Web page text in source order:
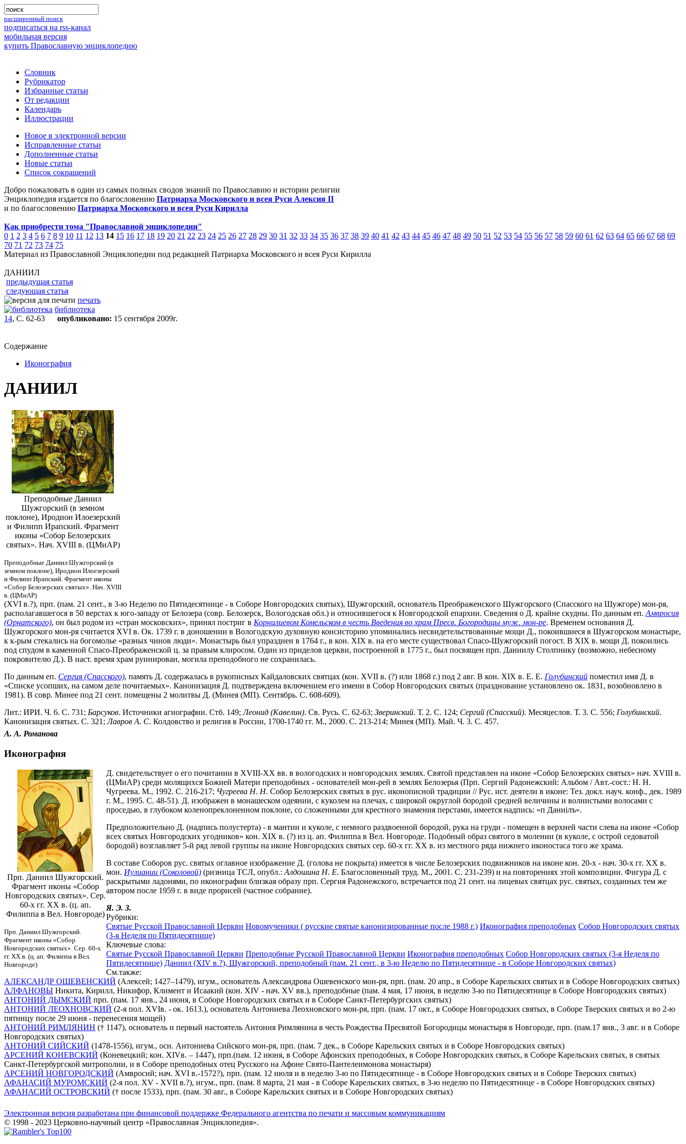
расширенный поиск
подписаться на rss-канал
мобильная версия
купить Православную энциклопедию
Словник
Рубрикатор
Избранные статьи
От редакции
Календарь
Иллюстрации
Новое в электронной версии
Исправленные статьи
Дополненные статьи
Новые статьи
Список сокращений
Добро пожаловать в один из самых полных сводов знаний по Православию и истории религии
Энциклопедия издается по благословению Патриарха Московского и всея Руси Алексия II
и по благословению Патриарха Московского и всея Руси Кирилла
Как приобрести тома "Православной энциклопедии"
0 1 2 3 4 5 6 7 8 9 10 11 12 13 14 15 16 17 18 19 20 21 22 23 24 25 26 27 28 29 30 31 32 33 34 35 36 37 38 39 40 41 42 43 44 45 46 47 48 49 50 51 52 53 54 55 56 57 58 59 60 61 62 63 64 65 66 67 68 69
70 71 72 73 74 75
Материал из Православной Энциклопедии под редакцией Патриарха Московского и всея Руси Кирилла
ДАНИИЛ
предыдущая статья
следующая статья
печать
библиотека
14, С. 62-63 опубликовано: 15 сентября 2009г.
Содержание
Иконография
ДАНИИЛ
Преподобные Даниил
Шужгорский (в земном
поклоне), Иродион Илоезерский
и Филипп Ирапский. Фрагмент
иконы «Собор Белозерских
святых». Нач. XVIII в. (ЦМиАР)
Преподобные Даниил Шужгорский (в
земном поклоне), Иродион Илоезерский
и Филипп Ирапский. Фрагмент иконы
«Собор Белозерских святых». Нач. XVIII
в. (ЦМиАР)
(XVI в.?), прп. (пам. 21 сент., в 3-ю Неделю по Пятидесятнице - в Соборе Новгородских святых), Шужгорский, основатель Преображенского Шужгорского (Спасского на Шужгоре) мон-ря,
располагавшегося в 50 верстах к юго-западу от Белозера (совр. Белозерск, Вологодская обл.) и относившегося к Новгородской епархии. Сведения о Д. крайне скудны. По данным еп. Амвросия
(Орнатского), он был родом из «стран московских», принял постриг в Корнилиевом Комельском в честь Введения во храм Пресв. Богородицы муж. мон-ре. Временем основания Д.
Шужгорского мон-ря считается XVI в. Ок. 1739 г. в доношении в Вологодскую духовную консисторию упоминались несвидетельствованные мощи Д., покоившиеся в Шужгорском монастыре,
к к-рым стекались на богомолье «разных чинов люди». Монастырь был упразднен в 1764 г., в кон. XIX в. на его месте существовал Спасо-Шужгорский погост. В XIX в. мощи Д. покоились
под спудом в каменной Спасо-Преображенской ц. за правым клиросом. Один из приделов церкви, построенной в 1775 г., был посвящен прп. Даниилу Столпнику (возможно, небесному
покровителю Д.). В наст. время храм руинирован, могила преподобного не сохранилась.
По данным еп. Сергия (Спасского), память Д. содержалась в рукописных Кайдаловских святцах (кон. XVII в. (?) или 1868 г.) под 2 авг. В кон. XIX в. Е. Е. Голубинский поместил имя Д. в
«Списке усопших, на самом деле почитаемых». Канонизация Д. подтверждена включением его имени в Собор Новгородских святых (празднование установлено ок. 1831, возобновлено в
1981). В совр. Минее под 21 сент. помещены 2 молитвы Д. (Минея (МП). Сентябрь. С. 608-609).
Лит.: ИРИ. Ч. 6. С. 731; Барсуков. Источники агиографии. Стб. 149;Леонид (Кавелин). Св. Русь. С. 62-63; Зверинский. Т. 2. С. 124; Сергий (Спасский). Месяцеслов. Т. 3. С. 556; Голубинский.
Канонизация святых. С. 321;Лавров А. С. Колдовство и религия в России, 1700-1740 гг. М., 2000. С. 213-214; Минея (МП). Май. Ч. 3. С. 457.
А. А. Романова
Иконография
Прп. Даниил Шужгорский.
Фрагмент иконы «Собор
Новгородских святых». Сер.
60-х гг. XX в. (ц. ап.
Филиппа в Вел. Новгороде)
Прп. Даниил Шужгорский.
Фрагмент иконы «Собор
Новгородских святых». Сер. 60-х
гг. XX в. (ц. ап. Филиппа в Вел.
Новгороде)
Д. свидетельствует о его почитании в XVIII-XX вв. в вологодских и новгородских землях. Святой представлен на иконе «Собор Белозерских святых» нач. XVIII в.
(ЦМиАР) среди молящихся Божией Матери преподобных - основателей мон-рей в землях Белозерья (Прп. Сергий Радонежский: Альбом / Авт.-сост.: Н. Н.
Чугреева. М., 1992. С. 216-217; Чугреева Н. Н. Собор Белозерских святых в рус. иконописной традиции // Рус. ист. деятели в иконе: Тез. докл. науч. конф., дек. 1989
г. М., 1995. С. 48-51). Д. изображен в монашеском одеянии, с куколем на плечах, с широкой округлой бородой средней величины и волнистыми волосами с
проседью, в глубоком коленопреклоненном поклоне, со сложенными для крестного знамения перстами, имеется надпись: «п Даниiлъ».
Предположительно Д. (надпись полустерта) - в мантии и куколе, с немного раздвоенной бородой, рука на груди - помещен в верхней части слева на иконе «Собор
всех святых Новгородских угодников» кон. XIX в. (?) из ц. ап. Филиппа в Вел. Новгороде. Подобный образ святого в молении (в куколе, с острой седоватой
бородой) возглавляет 5-й ряд левой группы на иконе Новгородских святых сер. 60-х гг. XX в. из местного ряда нижнего иконостаса того же храма.
В составе Соборов рус. святых оглавное изображение Д. (голова не покрыта) имеется в числе Белозерских подвижников на иконе кон. 20-х - нач. 30-х гг. XX в.
мон. Иулиании (Соколовой) (ризница ТСЛ, опубл.: Алдошина Н. Е. Благословенный труд. М., 2001. С. 231-239) и на повторениях этой композиции. Фигура Д. с
раскрытыми ладонями, по иконографии близкая образу прп. Сергия Радонежского, встречается под 21 сент. на лицевых святцах рус. святых, созданных тем же
автором после 1959 г. в виде прорисей (частное собрание).
Я. Э. З.
Рубрики:
Святые Русской Православной Церкви Новомученики ( русские святые канонизированные после 1988 г.) Иконография преподобных Собор Новгородских святых
(3-я Неделя по Пятидесятнице)
Ключевые слова:
Святые Русской Православной Церкви Преподобные Русской Православной Церкви Иконография преподобных Собор Новгородских святых (3-я Неделя по
Пятидесятнице) Даниил (XIV в.?), Шужгорский, преподобный (пам. 21 сент., в 3-ю Неделю по Пятидесятнице - в Соборе Новгородских святых)
См.также:
АЛЕКСАНДР ОШЕВЕНСКИЙ (Алексей; 1427–1479), игум., основатель Александрова Ошевенского мон-ря, прп. (пам. 20 апр., в Соборе Карельских святых и в Соборе Новгородских святых)
АЛФАНОВЫ Никита, Кирилл, Никифор, Климент и Исаакий (кон. XIV - нач. XV вв.), преподобные (пам. 4 мая, 17 июня, в неделю 3-ю по Пятидесятнице в Соборе Новгородских святых)
АНТОНИЙ ДЫМСКИЙ прп. (пам. 17 янв., 24 июня, в Соборе Новгородских святых и в Соборе Санкт-Петербургских святых)
АНТОНИЙ ЛЕОХНОВСКИЙ (2-я пол. XVIв. - ок. 1613.), основатель Антониева Леохновского мон-ря, прп. (пам. 17 окт., в Соборе Новгородских святых, в Соборе Тверских святых и во 2-ю
пятницу после 29 июня - перенесения мощей)
АНТОНИЙ РИМЛЯНИН († 1147), основатель и первый настоятель Антония Римлянина в честь Рождества Пресвятой Богородицы монастыря в Новгороде, прп. (пам.17 янв., 3 авг. и в Соборе
Новгородских святых)
АНТОНИЙ СИЙСКИЙ (1478-1556), игум., осн. Антониева Сийского мон-ря, прп. (пам. 7 дек., в Соборе Карельских святых и в Соборе Новгородских святых)
АРСЕНИЙ КОНЕВСКИЙ (Коневецкий; кон. XIVв. – 1447), прп.(пам. 12 июня, в Соборе Афонских преподобных, в Соборе Новгородских святых, в Соборе Карельских святых, в святых
Санкт-Петербургской митрополии, и в Соборе преподобных отец Русского на Афоне Свято-Пантелеимонова монастыря)
АРСЕНИЙ НОВГОРОДСКИЙ (Амвросий; нач. XVI в.-1572?), прп. (пам. 12 июля и в неделю 3-ю по Пятидесятнице - в Соборе Новгородских святых и в Соборе Тверских святых)
АФАНАСИЙ МУРОМСКИЙ (2-я пол. XV - XVII в.?), игум., прп. (пам. 8 марта, 21 мая - в Соборе Карельских святых, в 3-ю неделю по Пятидесятнице - в Соборе Новгородских святых)
АФАНАСИЙ ОСТРОВСКИЙ († после 1533), прп. (пам. 30 авг., в Соборе Карельских святых и в Соборе Новгородских святых)
Электронная версия разработана при финансовой поддержке Федерального агентства по печати и массовым коммуникациям
© 1998 - 2023 Церковно-научный центр «Православная Энциклопедия».